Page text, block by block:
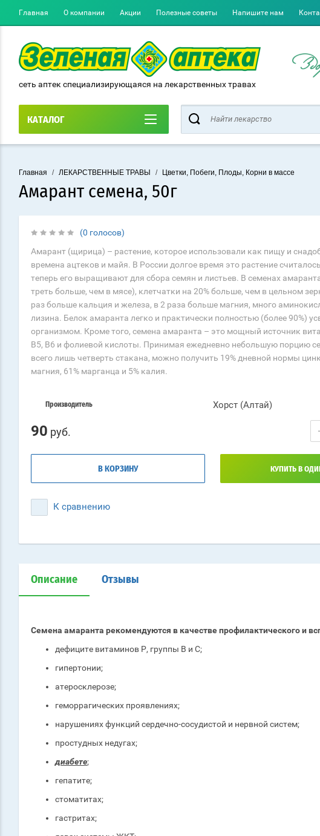
Главная О компании Акции Полезные советы Напишите нам
сеть аптек специализирующаяся на лекарственных травах
КАТАЛОГ
Главная / ЛЕКАРСТВЕННЫЕ ТРАВЫ / Цветки, Побеги, Плоды, Корни в массе
Амарант семена, 50г
(0 голосов)
Амарант (щирица) – растение, которое использовали как пищу и
времена ацтеков и майя. В России долгое время это растение
теперь его выращивают для сбора семян и листьев. В семенах
треть больше, чем в мясе), клетчатки на 20% больше, чем в цельном
раз больше кальция и железа, в 2 раза больше магния, много
лизина. Белок амаранта легко и практически полностью (более 90%)
организмом. Кроме того, семена амаранта – это мощный источник
В5, В6 и фолиевой кислоты. Принимая ежедневно небольшую порцию
всего лишь четверть стакана, можно получить 19% дневной нормы
магния, 61% марганца и 5% калия.
Производитель Хорст (Алтай)
90 руб.
В КОРЗИНУ КУПИТЬ В
К сравнению
Описание Отзывы
Семена амаранта рекомендуются в качестве профилактического и
дефиците витаминов Р, группы В и С;
гипертонии;
атеросклерозе;
геморрагических проявлениях;
нарушениях функций сердечно-сосудистой и нервной систем;
простудных недугах;
диабете;
гепатите;
стоматитах;
гастритах;